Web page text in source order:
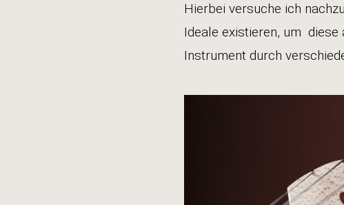
Hierbei versuche ich
Ideale existieren, um diese
Instrument durch